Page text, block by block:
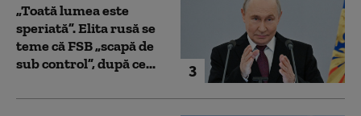
3
„Toată lumea este
speriată”. Elita rusă se
teme că FSB „scapă de
sub control”, după ce...